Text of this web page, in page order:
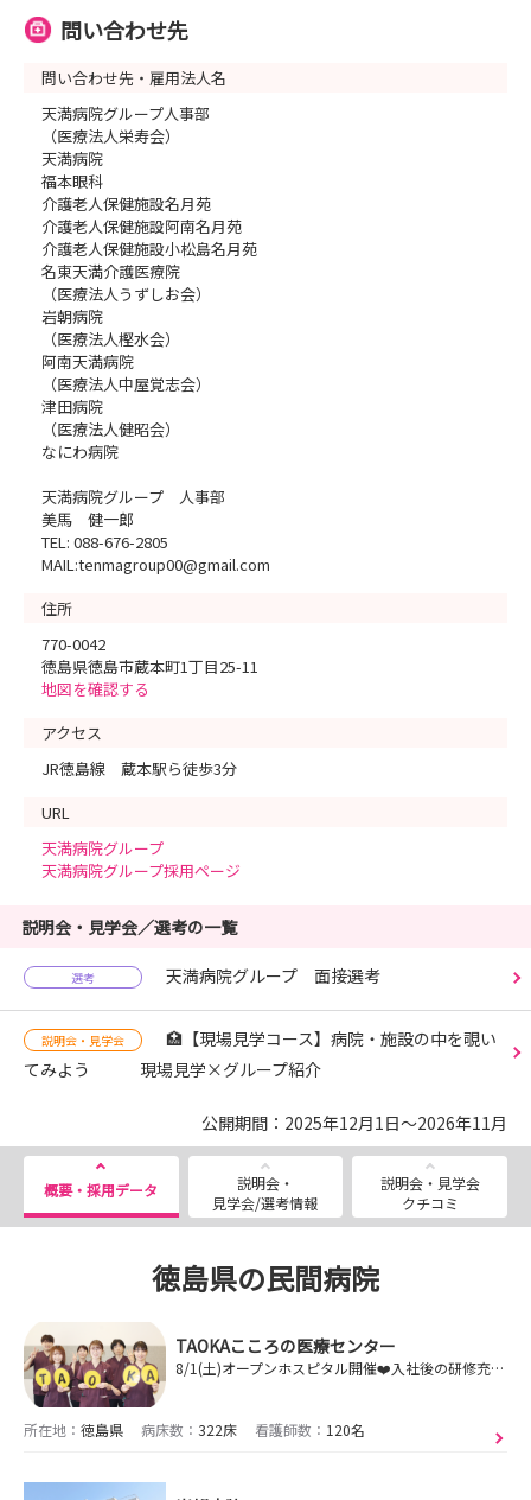
問い合わせ先
問い合わせ先・雇用法人名
天満病院グループ人事部
（医療法人栄寿会）
天満病院
福本眼科
介護老人保健施設名月苑
介護老人保健施設阿南名月苑
介護老人保健施設小松島名月苑
名東天満介護医療院
（医療法人うずしお会）
岩朝病院
（医療法人樫水会）
阿南天満病院
（医療法人中屋覚志会）
津田病院
（医療法人健昭会）
なにわ病院
天満病院グループ 人事部
美馬 健一郎
TEL: 088-676-2805
MAIL:tenmagroup00@gmail.com
住所
770-0042
徳島県徳島市蔵本町1丁目25-11
地図を確認する
アクセス
JR徳島線 蔵本駅ら徒歩3分
URL
天満病院グループ
天満病院グループ採用ページ
説明会・見学会／選考の一覧
選考 天満病院グループ 面接選考
説明会・見学会
🏥【現場見学コース】病院・施設の中を覗い
てみよう 現場見学×グループ紹介
公開期間：2025年12月1日～2026年11月
概要・採用データ
説明会・
見学会/選考情報
説明会・見学会
クチコミ
徳島県の民間病院
TAOKAこころの医療センター
8/1(土)オープンホスピタル開催❤️入社後の研修充実！和気あいあいとした楽しい職場です♬
所在地： 徳島県 病床数： 322床 看護師数： 120名